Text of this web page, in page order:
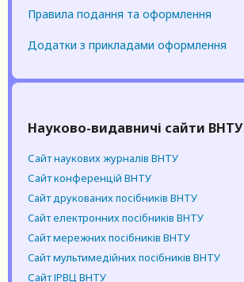
Правила подання та оформлення
Додатки з прикладами оформлення
Науково-видавничі сайти ВНТУ
Сайт наукових журналів ВНТУ
Сайт конференцій ВНТУ
Cайт друкованих посібників ВНТУ
Cайт електронних посібників ВНТУ
Cайт мережних посібників ВНТУ
Cайт мультимедійних посібників ВНТУ
Сайт ІРВЦ ВНТУ